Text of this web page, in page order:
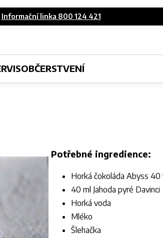
Informační linka 800 124 421
OBČERSTVENÍ
Potřebné ingredience:
Horká čokoláda Abyss 40
40 ml Jahoda pyré Davinci
Horká voda
Mléko
Šlehačka